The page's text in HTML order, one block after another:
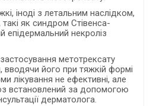
іноді з летальним наслідком,
такі як синдром Стівенса-
некроліз
застосування метотрексату
його при тяжкій формі
лікування не ефективні, але
встановлений за допомогою
дерматолога.